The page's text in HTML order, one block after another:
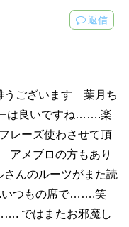
返信
うございます 葉月ち
は良いですね…….楽
ーズ使わさせて頂
メブロの方もあり
んのルーツがまた読
つもの席で…….笑
ではまたお邪魔し